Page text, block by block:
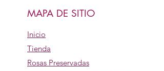
MAPA DE SITIO
Inicio
Tienda
Rosas Preservadas